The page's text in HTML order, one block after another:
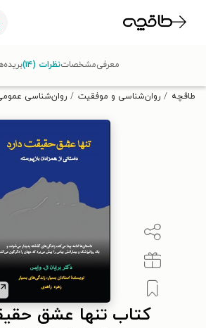
تخفیف از طاقچه دریافت
طاقچه روان‌شناسی و موفقیت روان‌شناسی
کتاب تنها عشق
معرفیمشخصاتنظرات (۱۴)